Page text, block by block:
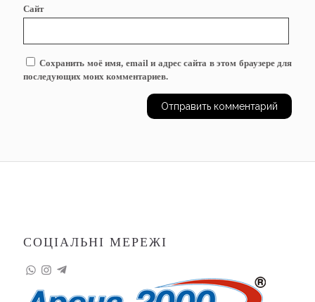
Сайт
Сохранить моё имя, email и адрес сайта в этом браузере для
последующих моих комментариев.
СОЦІАЛЬНІ МЕРЕЖІ